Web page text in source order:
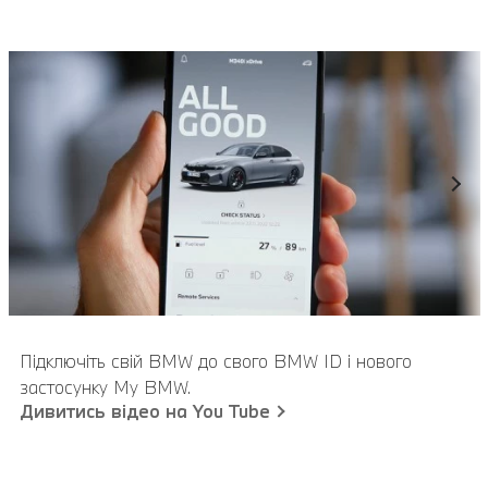
Підключіть свій BMW до свого BMW ID і нового
застосунку My BMW.
Дивитись відео на You Tube